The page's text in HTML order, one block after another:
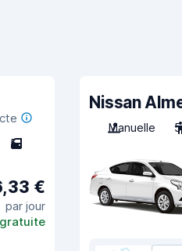
5
€
par jour
Nissan
Manuelle
5